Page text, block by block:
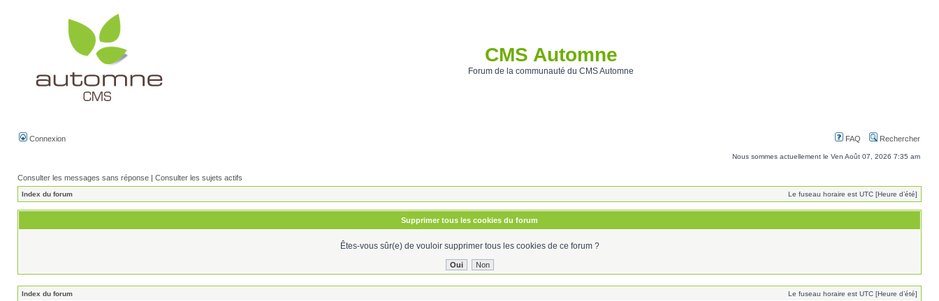
CMS Automne
Forum de la communauté du CMS Automne
Connexion FAQ Rechercher
Nous sommes actuellement le Ven Août 07, 2026 7:35 am
Consulter les messages sans réponse | Consulter les sujets actifs
Index du forum Le fuseau horaire est UTC [Heure d’été]
Supprimer tous les cookies du forum
Êtes-vous sûr(e) de vouloir supprimer tous les cookies de ce forum ?
Index du forum Le fuseau horaire est UTC [Heure d’été]